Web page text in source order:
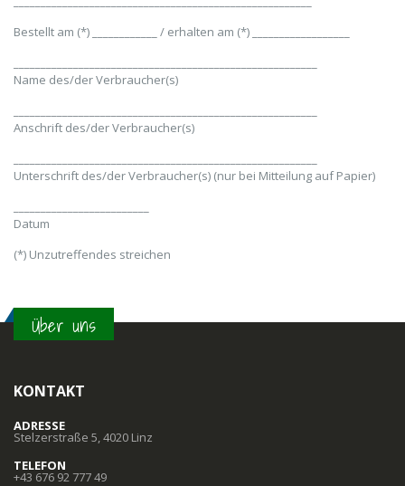
Bestellt am (*) ____________ / erhalten am (*) __________________
Name des/der Verbraucher(s)
Anschrift des/der Verbraucher(s)
Unterschrift des/der Verbraucher(s) (nur bei Mitteilung auf Papier)
Datum
(*) Unzutreffendes streichen
Über uns
KONTAKT
ADRESSE
Stelzerstraße 5, 4020 Linz
TELEFON
+43 676 92 777 49